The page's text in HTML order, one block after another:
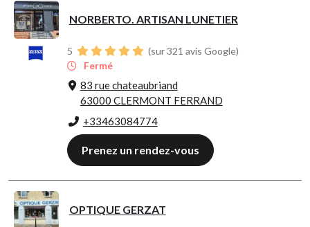
NORBERTO. ARTISAN LUNETIER
5
(sur 321 avis Google)
Fermé
83 rue chateaubriand
63000 CLERMONT FERRAND
+33463084774
Prenez un rendez-vous
OPTIQUE GERZAT